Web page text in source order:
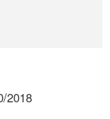
2018